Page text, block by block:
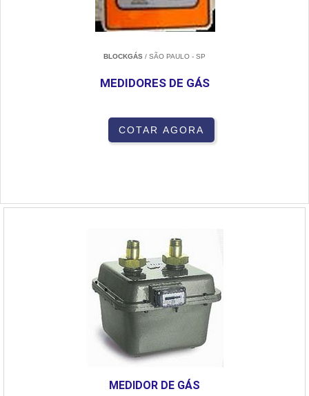
BLOCKGÁS / SÃO PAULO - SP
MEDIDORES DE GÁS
COTAR AGORA
MEDIDOR DE GÁS